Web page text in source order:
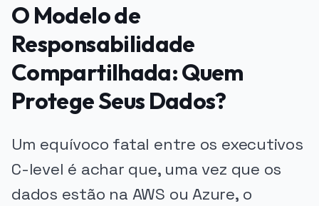
O Modelo de
Responsabilidade
Compartilhada: Quem
Protege Seus Dados?
Um equívoco fatal entre os executivos
C-level é achar que, uma vez que os
dados estão na AWS ou Azure, o